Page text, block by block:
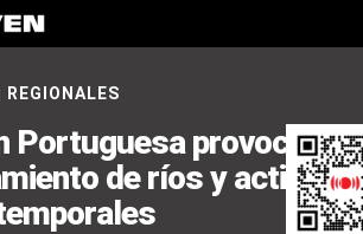
REGIONALES
Portuguesa provocan el
de ríos y activan